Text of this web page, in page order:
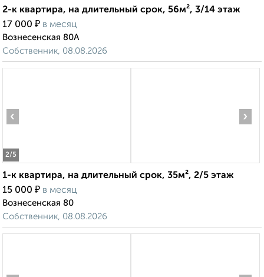
2-к квартира, на длительный срок, 56м², 3/14 этаж
17 000 ₽ в месяц
Вознесенская 80А
Собственник, 08.08.2026
2/5
‹ ›
1-к квартира, на длительный срок, 35м², 2/5 этаж
15 000 ₽ в месяц
Вознесенская 80
Собственник, 08.08.2026